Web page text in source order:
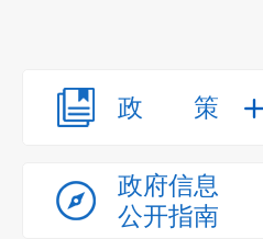
政策
政府信息
公开指南